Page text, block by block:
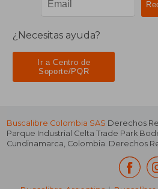
¿Necesitas ayuda?
Ir a Centro de
Soporte/PQR
Buscalibre Colombia SAS Derechos
Parque Industrial Celta Trade Park
Cundinamarca, Colombia. Derechos